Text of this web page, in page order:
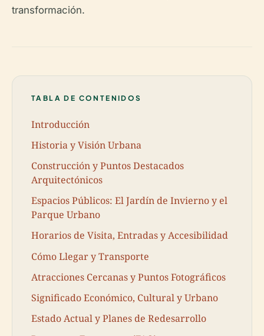
transformación.
TABLA DE CONTENIDOS
Introducción
Historia y Visión Urbana
Construcción y Puntos Destacados
Arquitectónicos
Espacios Públicos: El Jardín de Invierno y el
Parque Urbano
Horarios de Visita, Entradas y Accesibilidad
Cómo Llegar y Transporte
Atracciones Cercanas y Puntos Fotográficos
Significado Económico, Cultural y Urbano
Estado Actual y Planes de Redesarrollo